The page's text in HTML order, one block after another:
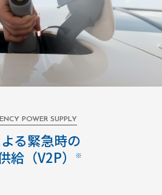
POWER SUPPLY
る緊急時の
給（V2P）
※